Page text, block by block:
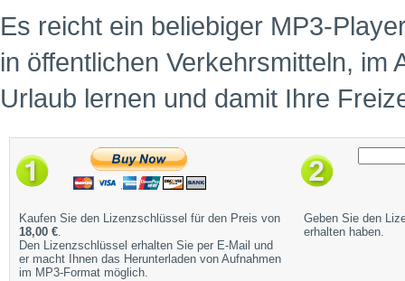
Es reicht ein beliebiger MP3-
in öffentlichen Verkehrsmitteln, im
Urlaub lernen und damit Ihre
Kaufen Sie den Lizenzschlüssel für den Preis von
18,00 €.
Den Lizenzschlüssel erhalten Sie per E-Mail und
er macht Ihnen das Herunterladen von Aufnahmen
im MP3-Format möglich.
Geben Sie den
erhalten haben.